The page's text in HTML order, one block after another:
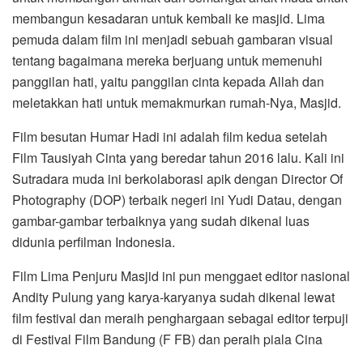
membangun kesadaran untuk kembali ke masjid. Lima
pemuda dalam film ini menjadi sebuah gambaran visual
tentang bagaimana mereka berjuang untuk memenuhi
panggilan hati, yaitu panggilan cinta kepada Allah dan
meletakkan hati untuk memakmurkan rumah-Nya, Masjid.
Film besutan Humar Hadi ini adalah film kedua setelah
Film Tausiyah Cinta yang beredar tahun 2016 lalu. Kali ini
Sutradara muda ini berkolaborasi apik dengan Director Of
Photography (DOP) terbaik negeri ini Yudi Datau, dengan
gambar-gambar terbaiknya yang sudah dikenal luas
didunia perfilman Indonesia.
Film Lima Penjuru Masjid ini pun menggaet editor nasional
Andity Pulung yang karya-karyanya sudah dikenal lewat
film festival dan meraih penghargaan sebagai editor terpuji
di Festival Film Bandung (F FB) dan peraih piala Cina